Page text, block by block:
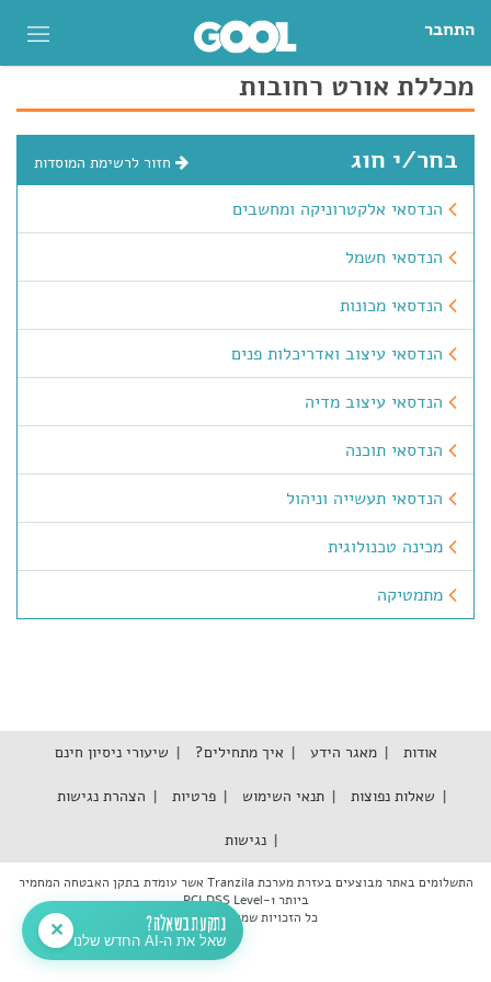
התחבר
מכללת אורט רחובות
בחר/י חוג חזור לרשימת המוסדות
הנדסאי אלקטרוניקה ומחשבים
הנדסאי חשמל
הנדסאי מכונות
הנדסאי עיצוב ואדריכלות פנים
הנדסאי עיצוב מדיה
הנדסאי תוכנה
הנדסאי תעשייה וניהול
מכינה טכנולוגית
מתמטיקה
אודות מאגר הידע איך מתחילים? שיעורי ניסיון חינם
שאלות נפוצות תנאי השימוש פרטיות הצהרת נגישות
נגישות
התשלומים באתר מבוצעים בעזרת מערכת Tranzila אשר עומדת בתקן האבטחה המחמיר
ביותר PCI DSS Level-1
כל הזכויות שמורות © 2026נתקעת בשאלה?
שאל את ה-AI החדש שלנו
✕